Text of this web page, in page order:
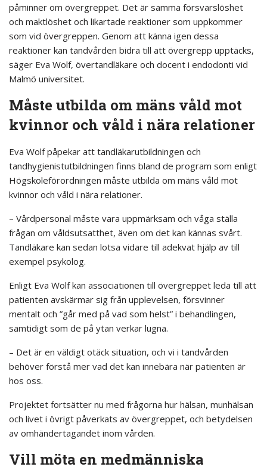
påminner om övergreppet. Det är samma försvarslöshet
och maktlöshet och likartade reaktioner som uppkommer
som vid övergreppen. Genom att känna igen dessa
reaktioner kan tandvården bidra till att övergrepp upptäcks,
säger Eva Wolf, övertandläkare och docent i endodonti vid
Malmö universitet.
Måste utbilda om mäns våld mot
kvinnor och våld i nära relationer
Eva Wolf påpekar att tandläkarutbildningen och
tandhygienistutbildningen finns bland de program som enligt
Högskoleförordningen måste utbilda om mäns våld mot
kvinnor och våld i nära relationer.
– Vårdpersonal måste vara uppmärksam och våga ställa
frågan om våldsutsatthet, även om det kan kännas svårt.
Tandläkare kan sedan lotsa vidare till adekvat hjälp av till
exempel psykolog.
Enligt Eva Wolf kan associationen till övergreppet leda till att
patienten avskärmar sig från upplevelsen, försvinner
mentalt och ”går med på vad som helst” i behandlingen,
samtidigt som de på ytan verkar lugna.
– Det är en väldigt otäck situation, och vi i tandvården
behöver förstå mer vad det kan innebära när patienten är
hos oss.
Projektet fortsätter nu med frågorna hur hälsan, munhälsan
och livet i övrigt påverkats av övergreppet, och betydelsen
av omhändertagandet inom vården.
Vill möta en medmänniska